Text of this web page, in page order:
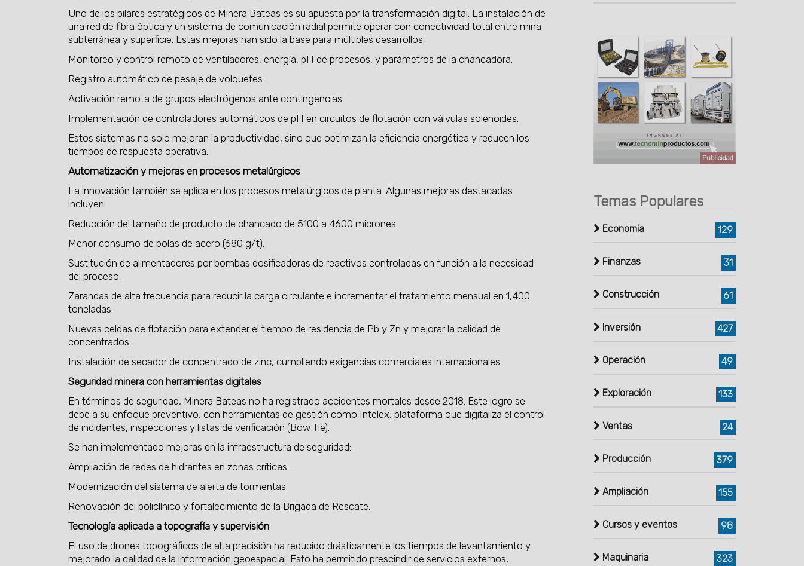
Uno de los pilares estratégicos de Minera Bateas es su apuesta por la transformación digital. La instalación de
una red de fibra óptica y un sistema de comunicación radial permite operar con conectividad total entre mina
subterránea y superficie. Estas mejoras han sido la base para múltiples desarrollos:
Monitoreo y control remoto de ventiladores, energía, pH de procesos, y parámetros de la chancadora.
Registro automático de pesaje de volquetes.
Activación remota de grupos electrógenos ante contingencias.
Implementación de controladores automáticos de pH en circuitos de flotación con válvulas solenoides.
Estos sistemas no solo mejoran la productividad, sino que optimizan la eficiencia energética y reducen los
tiempos de respuesta operativa.
Automatización y mejoras en procesos metalúrgicos
La innovación también se aplica en los procesos metalúrgicos de planta. Algunas mejoras destacadas
incluyen:
Reducción del tamaño de producto de chancado de 5100 a 4600 micrones.
Menor consumo de bolas de acero (680 g/t).
Sustitución de alimentadores por bombas dosificadoras de reactivos controladas en función a la necesidad
del proceso.
Zarandas de alta frecuencia para reducir la carga circulante e incrementar el tratamiento mensual en 1,400
toneladas.
Nuevas celdas de flotación para extender el tiempo de residencia de Pb y Zn y mejorar la calidad de
concentrados.
Instalación de secador de concentrado de zinc, cumpliendo exigencias comerciales internacionales.
Seguridad minera con herramientas digitales
En términos de seguridad, Minera Bateas no ha registrado accidentes mortales desde 2018. Este logro se
debe a su enfoque preventivo, con herramientas de gestión como Intelex, plataforma que digitaliza el control
de incidentes, inspecciones y listas de verificación (Bow Tie).
Se han implementado mejoras en la infraestructura de seguridad:
Ampliación de redes de hidrantes en zonas críticas.
Modernización del sistema de alerta de tormentas.
Renovación del policlínico y fortalecimiento de la Brigada de Rescate.
Tecnología aplicada a topografía y supervisión
El uso de drones topográficos de alta precisión ha reducido drásticamente los tiempos de levantamiento y
mejorado la calidad de la información geoespacial. Esto ha permitido prescindir de servicios externos,
Publicidad
Temas Populares
Economía 129
Finanzas 31
Construcción 61
Inversión 427
Operación 49
Exploración 133
Ventas 24
Producción 379
Ampliación 155
Cursos y eventos 98
Maquinaria 323